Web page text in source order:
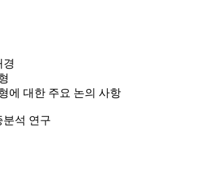
경
에 대한 주요 논의 사항
분석 연구